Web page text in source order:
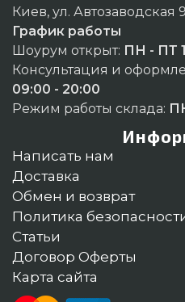
Киев, ул. Автозаводская
График работы
Шоурум открыт: ПН - ПТ
Консультация и
09:00 - 20:00
Режим работы склада:
Написать нам
Доставка
Обмен и возврат
Политика
Статьи
Договор Оферты
Карта сайта